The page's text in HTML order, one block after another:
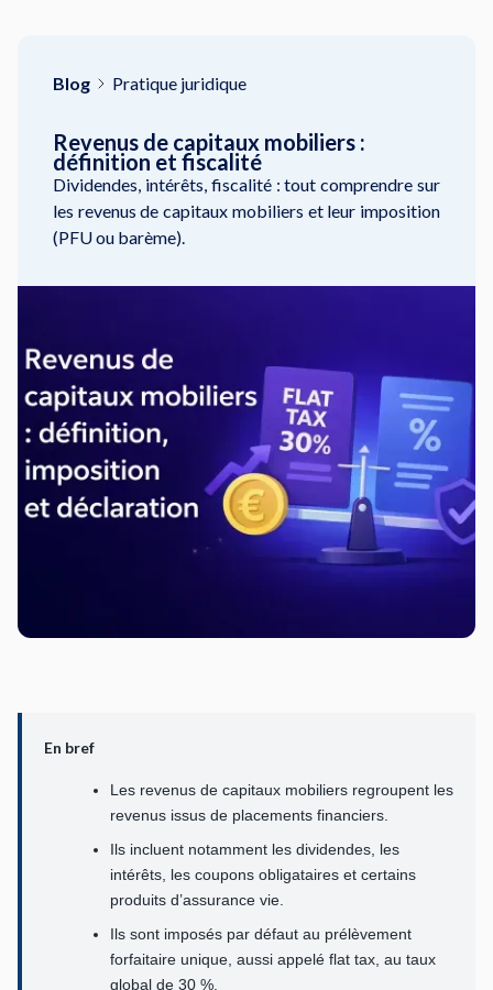
Blog Pratique juridique
Revenus de capitaux mobiliers :
définition et fiscalité
Dividendes, intérêts, fiscalité : tout comprendre sur
les revenus de capitaux mobiliers et leur imposition
(PFU ou barème).
En bref
Les revenus de capitaux mobiliers regroupent les
revenus issus de placements financiers.
Ils incluent notamment les dividendes, les
intérêts, les coupons obligataires et certains
produits d’assurance vie.
Ils sont imposés par défaut au prélèvement
forfaitaire unique, aussi appelé flat tax, au taux
global de 30 %.